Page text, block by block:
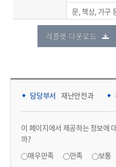
문, 책상, 가구
리플렛 다운로드
담당부서 정보 & 컨텐츠 만족도 조사 & 공공저작물 자유이용 허락 표시
담당부서 재난안전과
이 페이지에서 제공하는 정보에
까?
매우만족 만족 보통